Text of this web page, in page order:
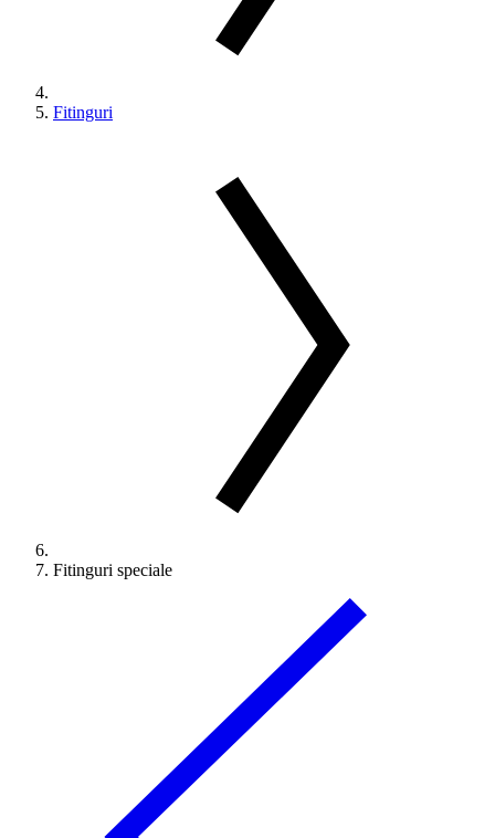
Fitinguri
Fitinguri speciale